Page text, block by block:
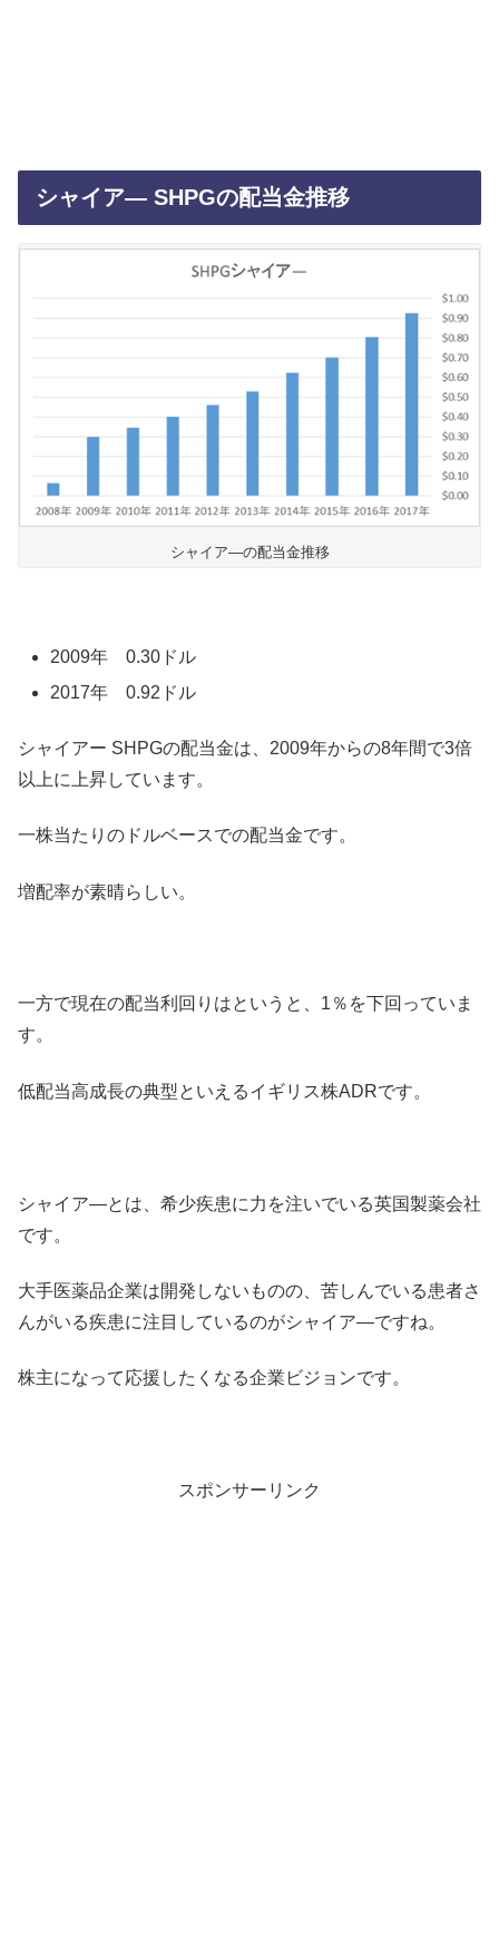
シャイア― SHPGの配当金推移
シャイア―の配当金推移
2009年 0.30ドル
2017年 0.92ドル
シャイアー SHPGの配当金は、2009年からの8年間で3倍
以上に上昇しています。
一株当たりのドルベースでの配当金です。
増配率が素晴らしい。
一方で現在の配当利回りはというと、1％を下回っていま
す。
低配当高成長の典型といえるイギリス株ADRです。
シャイア―とは、希少疾患に力を注いでいる英国製薬会社
です。
大手医薬品企業は開発しないものの、苦しんでいる患者さ
んがいる疾患に注目しているのがシャイア―ですね。
株主になって応援したくなる企業ビジョンです。
スポンサーリンク